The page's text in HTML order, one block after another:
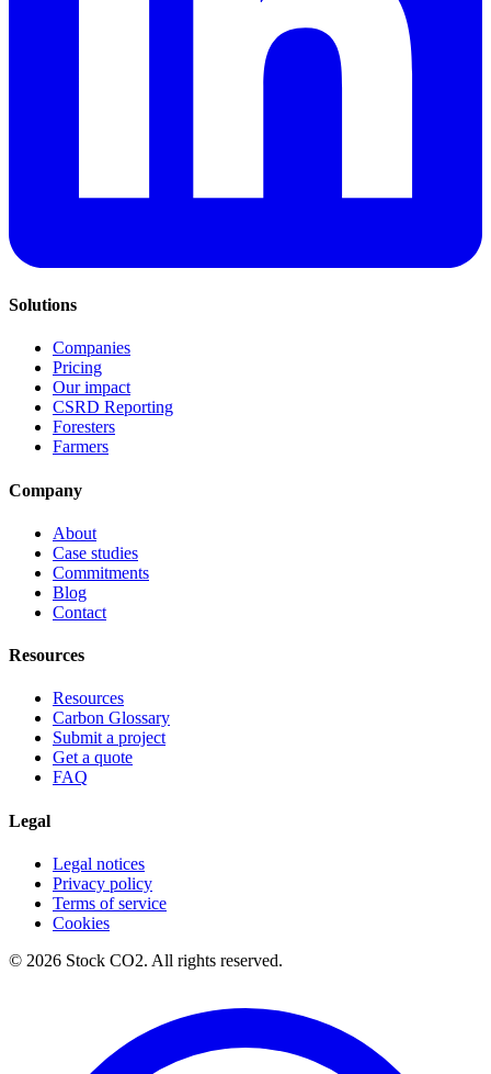
Solutions
Companies
Pricing
Our impact
CSRD Reporting
Foresters
Farmers
Company
About
Case studies
Commitments
Blog
Contact
Resources
Resources
Carbon Glossary
Submit a project
Get a quote
FAQ
Legal
Legal notices
Privacy policy
Terms of service
Cookies
© 2026 Stock CO2. All rights reserved.